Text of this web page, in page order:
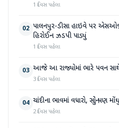
1 દિવસ પહેલા
02 પાલનપુર-ડીસા હાઇવે પર
હિરોઈન ઝડપી પાડ્યું
1 દિવસ પહેલા
03 આજે આ રાજ્યોમાં ભારે પવન
3 દિવસ પહેલા
04 ચાંદીના ભાવમાં વધારો, સોનું પણ
2 દિવસ પહેલા